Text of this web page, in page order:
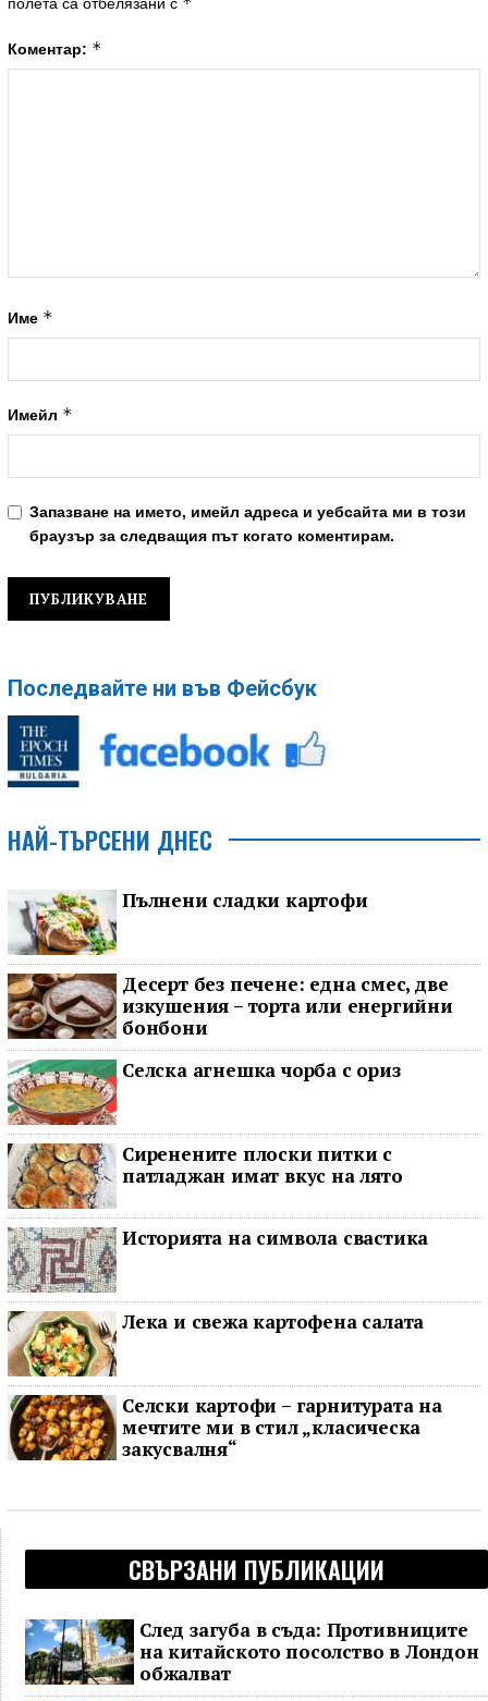
Коментар: *
Име *
Имейл *
Запазване на името, имейл адреса и уебсайта ми в този
браузър за следващия път когато коментирам.
Последвайте ни във Фейсбук
НАЙ-ТЪРСЕНИ ДНЕС
Пълнени сладки картофи
Десерт без печене: една смес, две
изкушения – торта или енергийни
бонбони
Селска агнешка чорба с ориз
Сиренените плоски питки с
патладжан имат вкус на лято
Историята на символа свастика
Лека и свежа картофена салата
Селски картофи – гарнитурата на
мечтите ми в стил „класическа
закусвалня“
СВЪРЗАНИ ПУБЛИКАЦИИ
След загуба в съда: Противниците
на китайското посолство в Лондон
обжалват